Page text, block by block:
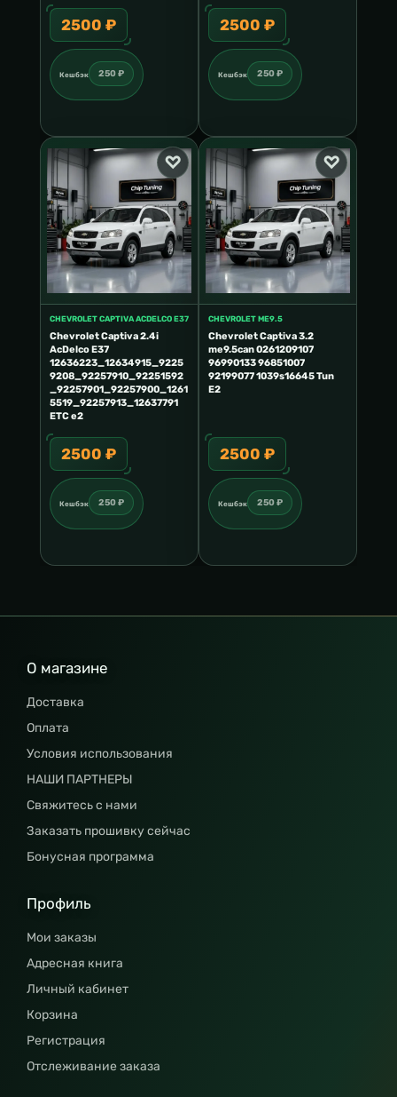
2500 ₽
Кешбэк 250 ₽
2500 ₽
Кешбэк 250 ₽
CHEVROLET CAPTIVA ACDELCO E37
Chevrolet Captiva 2.4i
AcDelco E37
12636223_12634915_9225
9208_92257910_92251592
_92257901_92257900_1261
5519_92257913_12637791
ETC e2
2500 ₽
Кешбэк 250 ₽
CHEVROLET ME9.5
Chevrolet Captiva 3.2
me9.5can 0261209107
96990133 96851007
92199077 1039s16645 Tun
E2
2500 ₽
Кешбэк 250 ₽
О магазине
Доставка
Оплата
Условия использования
НАШИ ПАРТНЕРЫ
Свяжитесь с нами
Заказать прошивку сейчас
Бонусная программа
Профиль
Мои заказы
Адресная книга
Личный кабинет
Корзина
Регистрация
Отслеживание заказа